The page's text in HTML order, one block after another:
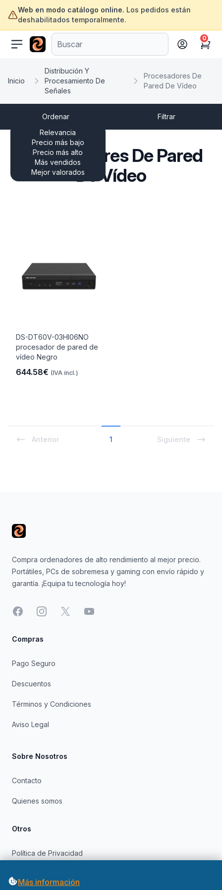
Web en modo catálogo online. Los pedidos están
deshabilitados temporalmente.
ofertasinformatica.com
Cart
0
Inicio
Distribución Y
Procesamiento De
Señales
Procesadores De
Pared De Vídeo
Ordenar
Relevancia
Precio más bajo
Precio más alto
Más vendidos
Mejor valorados
Filtrar
Procesadores De Pared
De Vídeo
DS-DT60V-03HI06NO
procesador de pared de
vídeo Negro
644.58€ (IVA incl.)
Anterior 1 Siguiente
Compra ordenadores de alto rendimiento al mejor precio.
Portátiles, PCs de sobremesa y gaming con envío rápido y
garantía. ¡Equipa tu tecnología hoy!
FacebookInstagram
X YouTube
Compras
Pago Seguro
Descuentos
Términos y Condiciones
Aviso Legal
Sobre Nosotros
Contacto
Quienes somos
Otros
Política de Privacidad
Más información